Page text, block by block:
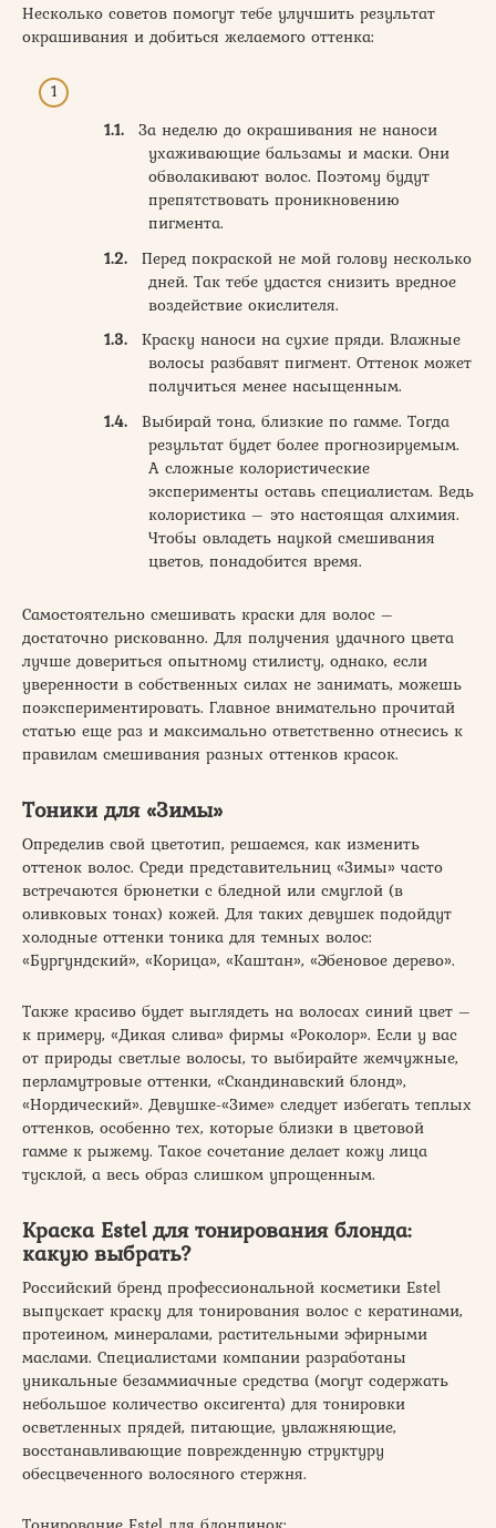
Несколько советов помогут тебе улучшить результат
окрашивания и добиться желаемого оттенка:
За неделю до окрашивания не наноси
ухаживающие бальзамы и маски. Они
обволакивают волос. Поэтому будут
препятствовать проникновению
пигмента.
Перед покраской не мой голову несколько
дней. Так тебе удастся снизить вредное
воздействие окислителя.
Краску наноси на сухие пряди. Влажные
волосы разбавят пигмент. Оттенок может
получиться менее насыщенным.
Выбирай тона, близкие по гамме. Тогда
результат будет более прогнозируемым.
А сложные колористические
эксперименты оставь специалистам. Ведь
колористика – это настоящая алхимия.
Чтобы овладеть наукой смешивания
цветов, понадобится время.
Самостоятельно смешивать краски для волос –
достаточно рискованно. Для получения удачного цвета
лучше довериться опытному стилисту, однако, если
уверенности в собственных силах не занимать, можешь
поэкспериментировать. Главное внимательно прочитай
статью еще раз и максимально ответственно отнесись к
правилам смешивания разных оттенков красок.
Тоники для «Зимы»
Определив свой цветотип, решаемся, как изменить
оттенок волос. Среди представительниц «Зимы» часто
встречаются брюнетки с бледной или смуглой (в
оливковых тонах) кожей. Для таких девушек подойдут
холодные оттенки тоника для темных волос:
«Бургундский», «Корица», «Каштан», «Эбеновое дерево».
Также красиво будет выглядеть на волосах синий цвет –
к примеру, «Дикая слива» фирмы «Роколор». Если у вас
от природы светлые волосы, то выбирайте жемчужные,
перламутровые оттенки, «Скандинавский блонд»,
«Нордический». Девушке-«Зиме» следует избегать теплых
оттенков, особенно тех, которые близки в цветовой
гамме к рыжему. Такое сочетание делает кожу лица
тусклой, а весь образ слишком упрощенным.
Краска Estel для тонирования блонда:
какую выбрать?
Российский бренд профессиональной косметики Estel
выпускает краску для тонирования волос с кератинами,
протеином, минералами, растительными эфирными
маслами. Специалистами компании разработаны
уникальные безаммиачные средства (могут содержать
небольшое количество оксигента) для тонировки
осветленных прядей, питающие, увлажняющие,
восстанавливающие поврежденную структуру
обесцвеченного волосяного стержня.